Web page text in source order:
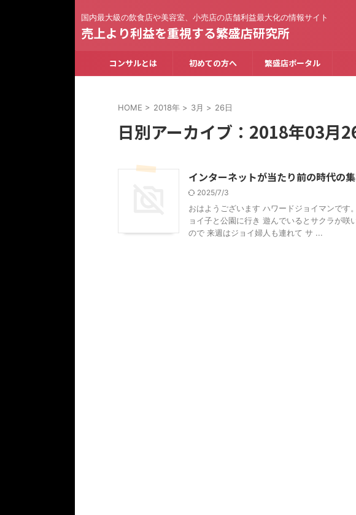
国内最大級の飲食店や美容室、小売店の店舗利益最大化の情報サイト
売上より利益を重視する繁盛店研究所
コンサルとは 初めての方へ 繁盛店ポータル
HOME > 2018年 > 3月 > 26日
日別アーカイブ：2018年03月
インターネットが当たり前の時代の
2025/7/3
おはようございます ハワードジョイマンです
ョイ子と公園に行き 遊んでいるとサクラが
ので 来週はジョイ婦人も連れて サ ...